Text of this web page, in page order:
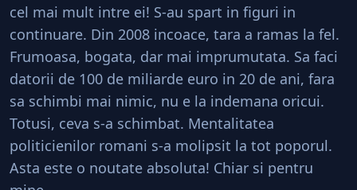
cel mai mult intre ei! S-au spart in figuri in
continuare. Din 2008 incoace, tara a ramas la fel.
Frumoasa, bogata, dar mai imprumutata. Sa faci
datorii de 100 de miliarde euro in 20 de ani, fara
sa schimbi mai nimic, nu e la indemana oricui.
Totusi, ceva s-a schimbat. Mentalitatea
politicienilor romani s-a molipsit la tot poporul.
Asta este o noutate absoluta! Chiar si pentru